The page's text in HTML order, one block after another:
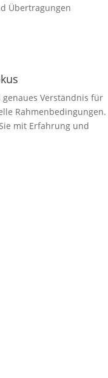
Übertragungen
Verständnis für
Rahmenbedingungen.
mit Erfahrung und